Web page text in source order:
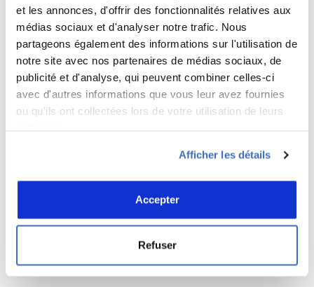
et les annonces, d'offrir des fonctionnalités relatives aux
médias sociaux et d'analyser notre trafic. Nous
partageons également des informations sur l'utilisation de
notre site avec nos partenaires de médias sociaux, de
publicité et d'analyse, qui peuvent combiner celles-ci
avec d'autres informations que vous leur avez fournies
ou qu'ils ont collectées lors de votre utilisation de leurs
Afficher les détails
Accepter
Refuser
Nom*
Site web